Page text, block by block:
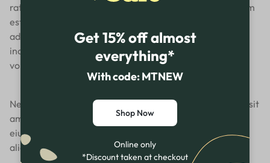
ratione voluptatem sequi nesciunt. Neque porro quisquam
est, qui dolorem ipsum quia dolor sit amet, consectetur,
adipisci velit, sed quia non numquam eius modi tempora
incidunt ut labore et dolore magnam aliquam quaerat
voluptatem.
Neque porro quisquam est, qui dolorem ipsum quia dolor sit
amet, consectetur, adipisci velit, sed quia non numquam
eius modi tempora incidunt ut labore et dolore magnam
aliquam quaerat voluptatem.
Get 15% off almost
everything*
With code: MTNEW
Shop Now
Online only
*Discount taken at checkout